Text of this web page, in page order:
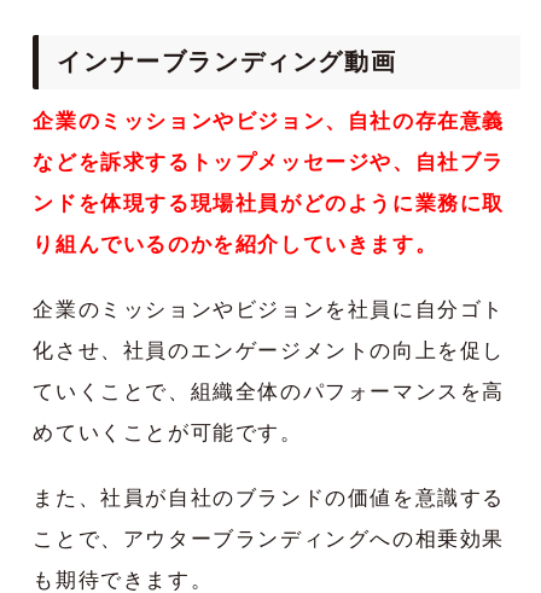
インナーブランディング動画
企業のミッションやビジョン、自社の存在意義
などを訴求するトップメッセージや、自社ブラ
ンドを体現する現場社員がどのように業務に取
り組んでいるのかを紹介していきます。
企業のミッションやビジョンを社員に自分ゴト
化させ、社員のエンゲージメントの向上を促し
ていくことで、組織全体のパフォーマンスを高
めていくことが可能です。
また、社員が自社のブランドの価値を意識する
ことで、アウターブランディングへの相乗効果
も期待できます。